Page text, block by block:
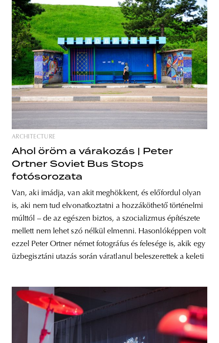
ARCHITECTURE
Ahol öröm a várakozás | Peter
Ortner Soviet Bus Stops
fotósorozata
Van, aki imádja, van akit meghökkent, és előfordul olyan
is, aki nem tud elvonatkoztatni a hozzáköthető történelmi
múlttól – de az egészen biztos, a szocializmus építészete
mellett nem lehet szó nélkül elmenni. Hasonlóképpen volt
ezzel Peter Ortner német fotográfus és felesége is, akik egy
üzbegisztáni utazás során váratlanul beleszerettek a keleti